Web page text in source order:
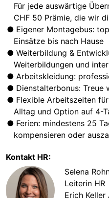
Für jede auswärtige
CHF 50 Prämie, die wir
Eigener Montagebus:
Einsätze bis nach Hause
Weiterbildung &
Weiterbildungen und
Arbeitskleidung:
Dienstalterbonus: Treue
Flexible Arbeitszeiten
Alltag und Option auf 4-
Ferien: mindestens 25
kompensieren oder
Kontakt HR:
Selena
Leiterin HR
Erich Keller